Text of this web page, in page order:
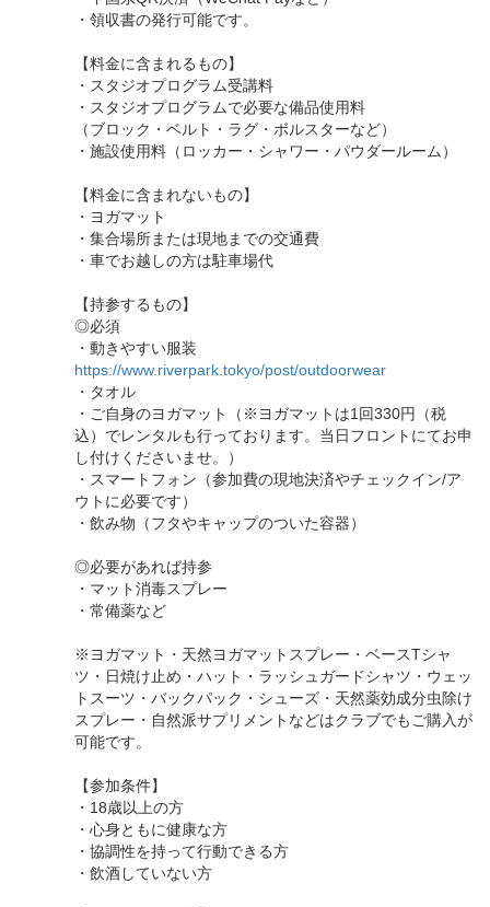
・領収書の発行可能です。
【料金に含まれるもの】
・スタジオプログラム受講料
・スタジオプログラムで必要な備品使用料
（ブロック・ベルト・ラグ・ボルスターなど）
・施設使用料（ロッカー・シャワー・パウダールーム）
【料金に含まれないもの】
・ヨガマット
・集合場所または現地までの交通費
・車でお越しの方は駐車場代
【持参するもの】
◎必須
・動きやすい服装
https://www.riverpark.tokyo/post/outdoorwear
・タオル
・ご自身のヨガマット（※ヨガマットは1回330円（税
込）でレンタルも行っております。当日フロントにてお申
し付けくださいませ。）
・スマートフォン（参加費の現地決済やチェックイン/ア
ウトに必要です）
・飲み物（フタやキャップのついた容器）
◎必要があれば持参
・マット消毒スプレー
・常備薬など
※ヨガマット・天然ヨガマットスプレー・ベースTシャ
ツ・日焼け止め・ハット・ラッシュガードシャツ・ウェッ
トスーツ・バックパック・シューズ・天然薬効成分虫除け
スプレー・自然派サプリメントなどはクラブでもご購入が
可能です。
【参加条件】
・18歳以上の方
・心身ともに健康な方
・協調性を持って行動できる方
・飲酒していない方